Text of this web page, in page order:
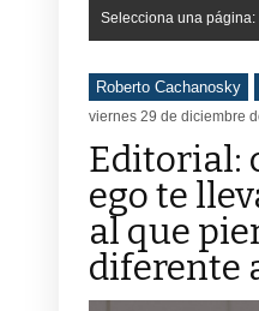
Selecciona una página:
Roberto Cachanosky
viernes 29 de diciembre
Editorial:
ego te
al que
diferente